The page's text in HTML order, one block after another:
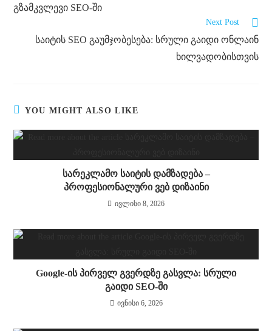
გზამკვლევი SEO-ში
Next Post
საიტის SEO გაუმჯობესება: სრული გაიდი ონლაინ
ხილვადობისთვის
YOU MIGHT ALSO LIKE
სარეკლამო საიტის დამზადება –
პროფესიონალური ვებ დიზაინი
ივლისი 8, 2026
Google-ის პირველ გვერდზე გასვლა: სრული
გაიდი SEO-ში
ივნისი 6, 2026